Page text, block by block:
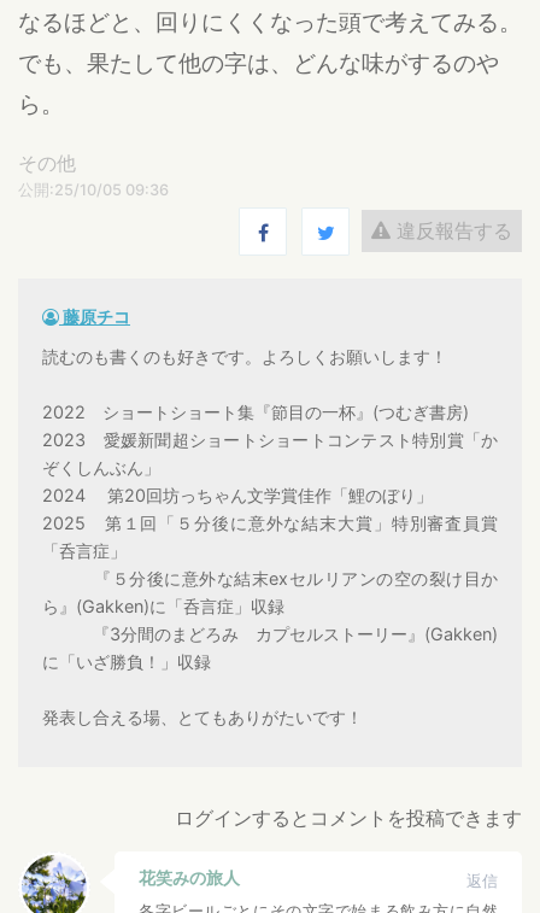
なるほどと、回りにくくなった頭で考えてみる。
でも、果たして他の字は、どんな味がするのや
ら。
その他
公開:25/10/05 09:36
違反報告する
藤原チコ
読むのも書くのも好きです。よろしくお願いします！
2022 ショートショート集『節目の一杯』(つむぎ書房)
2023 愛媛新聞超ショートショートコンテスト特別賞「か
ぞくしんぶん」
2024 第20回坊っちゃん文学賞佳作「鯉のぼり」
2025 第１回「５分後に意外な結末大賞」特別審査員賞
「呑言症」
『５分後に意外な結末exセルリアンの空の裂け目か
ら』(Gakken)に「呑言症」収録
『3分間のまどろみ カプセルストーリー』(Gakken)
に「いざ勝負！」収録
発表し合える場、とてもありがたいです！
ログインするとコメントを投稿できます
花笑みの旅人
返信